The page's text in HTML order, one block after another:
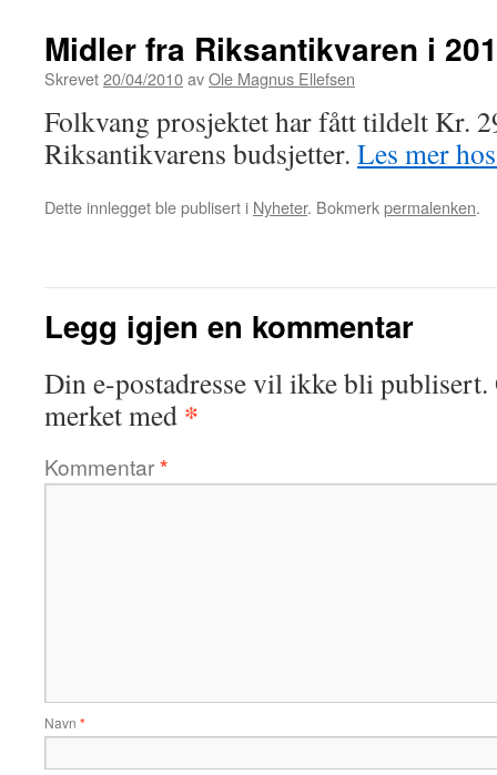
Midler fra Riksantikvaren i
Skrevet20/04/2010avOle Magnus Ellefsen
Folkvang prosjektet har fått tildelt Kr.
Riksantikvarens budsjetter. Les mer
Dette innlegget ble publisert i Nyheter. Bokmerkpermalenken.
Legg igjen en kommentar
Din e-postadresse vil ikke bli publisert.
merket med *
Kommentar*
Navn *